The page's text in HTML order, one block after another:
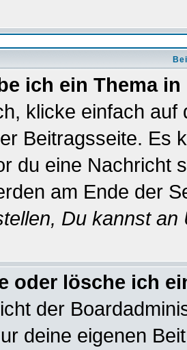
ich ein Thema
klicke einfach
Beitragsseite. Es
du eine Nachricht
am Ende der
Du kannst
oder lösche ich
der
deine eigenen